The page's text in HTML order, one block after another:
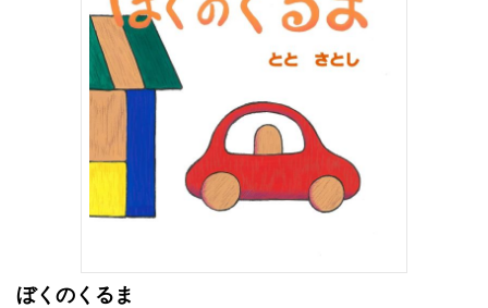
ぼくのくるま